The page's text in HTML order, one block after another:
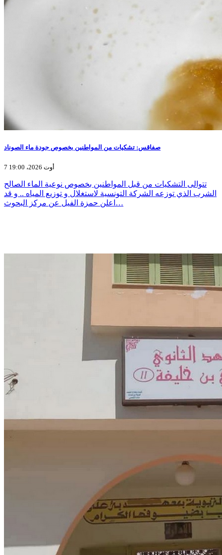
صفاقس: تشكيات من المواطنين بخصوص جودة ماء الصوناد
7 أوت 2026، 19:00
تتوالى التشكيات من قبل المواطنين بخصوص نوعية الماء الصالح
الشرب الذي توزعه الشركة التونسية لاستغلال و توزيع المياه .. و قد
اعلن حمزة الفيل عن مركز البحوث…